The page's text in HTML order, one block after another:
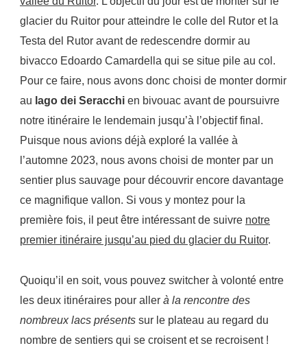
glacier du Ruitor pour atteindre le colle del Rutor et la
Testa del Rutor avant de redescendre dormir au
bivacco Edoardo Camardella qui se situe pile au col.
Pour ce faire, nous avons donc choisi de monter dormir
au lago dei Seracchi en bivouac avant de poursuivre
notre itinéraire le lendemain jusqu’à l’objectif final.
Puisque nous avions déjà exploré la vallée à
l’automne 2023, nous avons choisi de monter par un
sentier plus sauvage pour découvrir encore davantage
ce magnifique vallon. Si vous y montez pour la
première fois, il peut être intéressant de suivre notre
premier itinéraire jusqu’au pied du glacier du Ruitor.
Quoiqu’il en soit, vous pouvez switcher à volonté entre
les deux itinéraires pour aller à la rencontre des
nombreux lacs présents sur le plateau au regard du
nombre de sentiers qui se croisent et se recroisent !